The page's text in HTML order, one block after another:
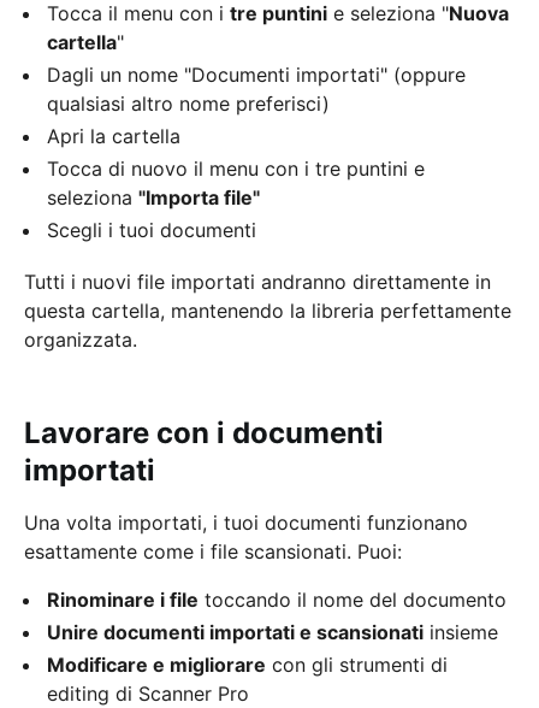
Tocca il menu con i tre puntini e seleziona "Nuova
cartella"
Dagli un nome "Documenti importati" (oppure
qualsiasi altro nome preferisci)
Apri la cartella
Tocca di nuovo il menu con i tre puntini e
seleziona "Importa file"
Scegli i tuoi documenti
Tutti i nuovi file importati andranno direttamente in
questa cartella, mantenendo la libreria perfettamente
organizzata.
Lavorare con i documenti
importati
Una volta importati, i tuoi documenti funzionano
esattamente come i file scansionati. Puoi:
Rinominare i file toccando il nome del documento
Unire documenti importati e scansionati insieme
Modificare e migliorare con gli strumenti di
editing di Scanner Pro